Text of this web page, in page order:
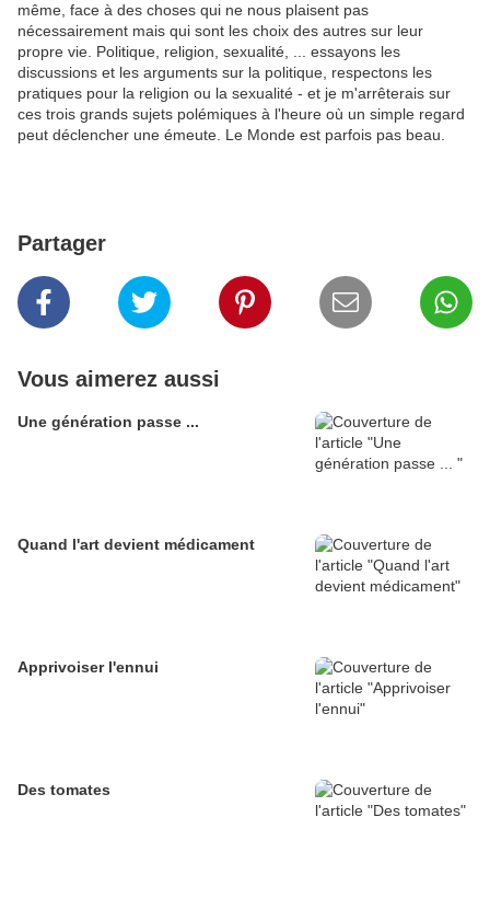
même, face à des choses qui ne nous plaisent pas
nécessairement mais qui sont les choix des autres sur leur
propre vie. Politique, religion, sexualité, ... essayons les
discussions et les arguments sur la politique, respectons les
pratiques pour la religion ou la sexualité - et je m'arrêterais sur
ces trois grands sujets polémiques à l'heure où un simple regard
peut déclencher une émeute. Le Monde est parfois pas beau.
Partager
Vous aimerez aussi
Une génération passe ...
Quand l'art devient médicament
Apprivoiser l'ennui
Des tomates